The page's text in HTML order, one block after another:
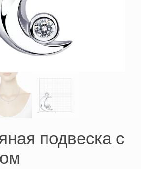
подвеска с